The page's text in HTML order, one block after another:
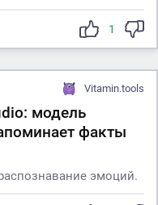
1
Vitamin.tools
модель
факты
эмоций.